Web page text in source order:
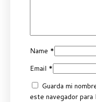
Name *
Email *
Guarda mi
este navegador para